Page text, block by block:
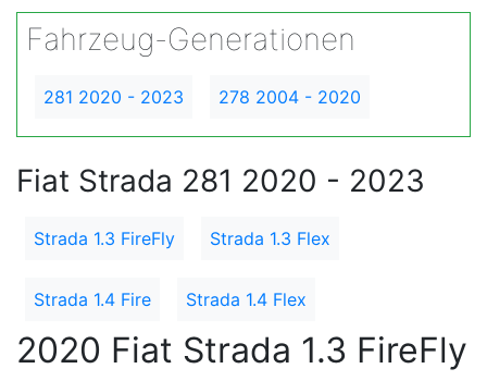
Fahrzeug-Generationen
281 2020 - 2023 278 2004 - 2020
Fiat Strada 281 2020 - 2023
Strada 1.3 FireFly Strada 1.3 Flex
Strada 1.4 Fire Strada 1.4 Flex
2020 Fiat Strada 1.3 FireFly